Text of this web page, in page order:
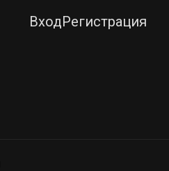
ВходРегистрация